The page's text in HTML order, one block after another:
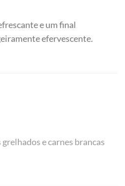
e um final
efervescente.
e carnes brancas